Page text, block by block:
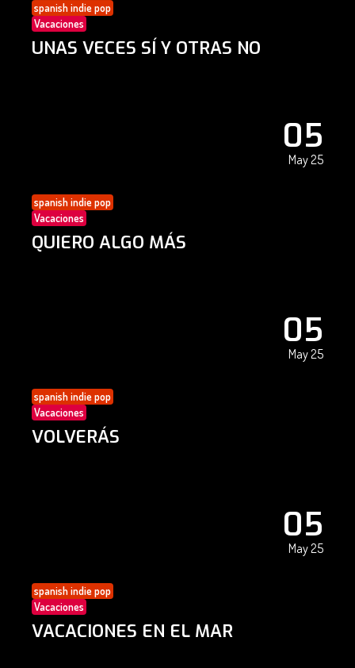
spanish indie pop
Vacaciones
UNAS VECES SÍ Y OTRAS NO
05
May 25
spanish indie pop
Vacaciones
QUIERO ALGO MÁS
05
May 25
spanish indie pop
Vacaciones
VOLVERÁS
05
May 25
spanish indie pop
Vacaciones
VACACIONES EN EL MAR